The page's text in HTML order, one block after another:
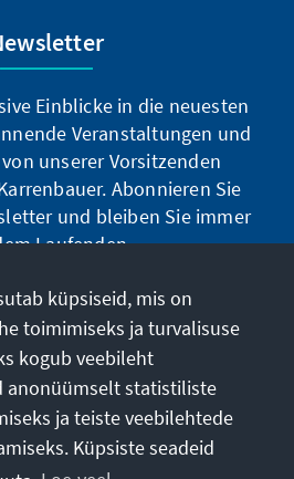
Einblicke in die neuesten
Veranstaltungen und
unserer Vorsitzenden
Abonnieren Sie
und bleiben Sie immer
Laufenden.
abonnieren
küpsiseid, mis on
toimimiseks ja turvalisuse
kogub veebileht
anonüümselt statistiliste
ja teiste veebilehtede
Küpsiste seadeid